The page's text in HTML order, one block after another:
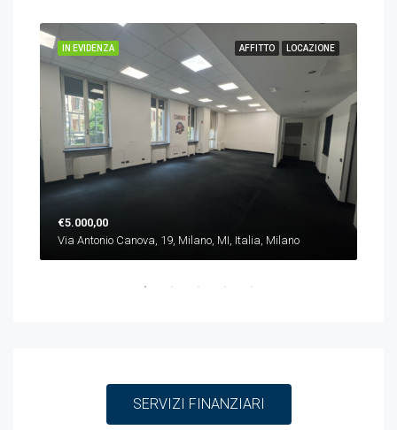
AFFITTO LOCAZIONE
IN EVIDENZA
€5.000,00
Via Antonio Canova, 19, Milano, MI, Italia, Milano
SERVIZI FINANZIARI